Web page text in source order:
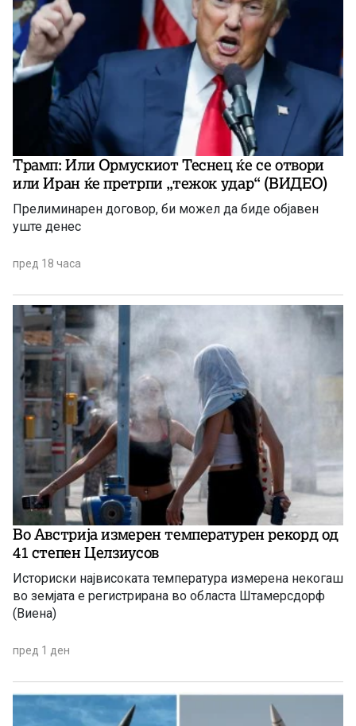
Трамп: Или Ормускиот Теснец ќе се отвори
или Иран ќе претрпи „тежок удар“ (ВИДЕО)
Прелиминарен договор, би можел да биде објавен
уште денес
пред 18 часа
Во Австрија измерен температурен рекорд од
41 степен Целзиусов
Историски највисоката температура измерена некогаш
во земјата е регистрирана во областа Штамерсдорф
(Виена)
пред 1 ден